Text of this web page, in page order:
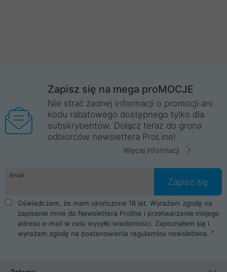
Zapisz się na mega proMOCJE
Nie strać żadnej informacji o promocji ani
kodu rabatowego dostępnego tylko dla
subskrybentów. Dołącz teraz do grona
odbiorców newslettera ProLine!
Więcej informacji
Email
Zapisz się
Oświadczam, że mam ukończone 16 lat. Wyrażam zgodę na
zapisanie mnie do Newslettera Proline i przetwarzanie mojego
adresu e-mail w celu wysyłki wiadomości. Zapoznałem się i
wyrażam zgodę na postanowienia regulaminu newslettera.